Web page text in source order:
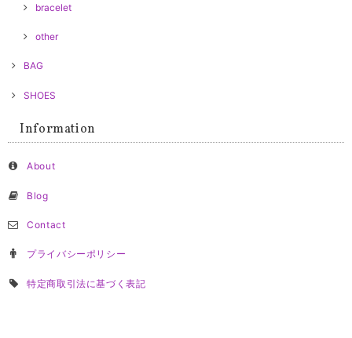
bracelet
other
BAG
SHOES
Information
About
Blog
Contact
プライバシーポリシー
特定商取引法に基づく表記